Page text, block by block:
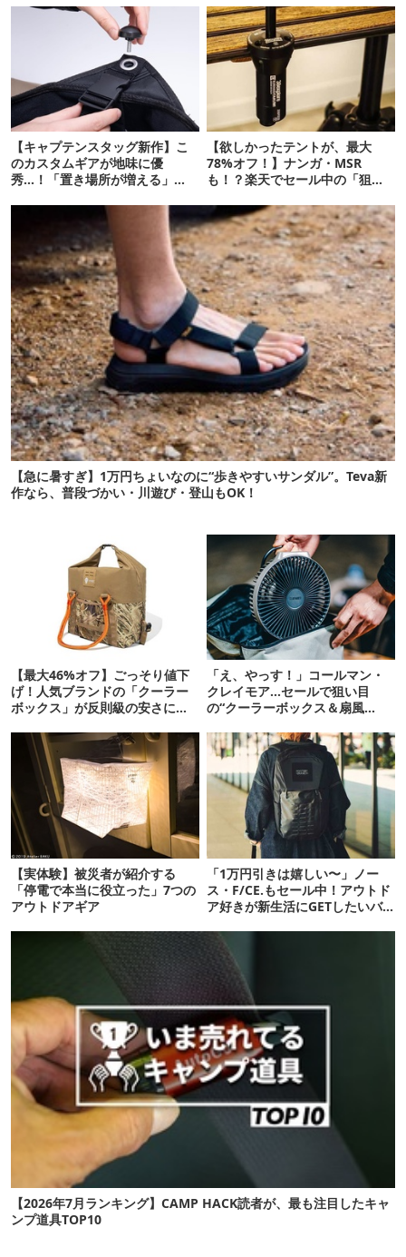
【キャプテンスタッグ新作】こ
のカスタムギアが地味に優
秀…！「置き場所が増える」
【欲しかったテントが、最大
78%オフ！】ナンガ・MSR
も！？楽天でセール中の「狙い
【急に暑すぎ】1万円ちょいなのに“歩きやすいサンダル”。Teva新
作なら、普段づかい・川遊び・登山もOK！
【最大46%オフ】ごっそり値下
げ！人気ブランドの「クーラー
ボックス」が反則級の安さに。
「え、やっす！」コールマン・
クレイモア…セールで狙い目
の“クーラーボックス＆扇風
【実体験】被災者が紹介する
「停電で本当に役立った」7つの
アウトドアギア
「1万円引きは嬉しい〜」ノー
ス・F/CE.もセール中！アウトド
ア好きが新生活にGETしたいバ
【2026年7月ランキング】CAMP HACK読者が、最も注目したキャ
ンプ道具TOP10